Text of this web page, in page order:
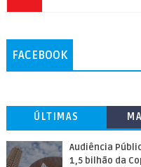
FACEBOOK
ÚLTIMAS
Audiência
1,5 bilhão da